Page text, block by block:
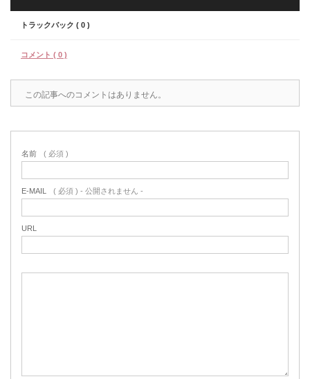
トラックバック ( 0 )
コメント ( 0 )
この記事へのコメントはありません。
名前 ( 必須 )
E-MAIL ( 必須 ) - 公開されません -
URL